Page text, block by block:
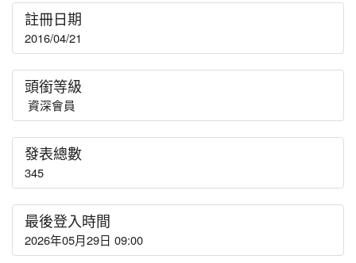
註冊日期
2016/04/21
頭銜等級
資深會員
發表總數
345
最後登入時間
2026年05月29日 09:00